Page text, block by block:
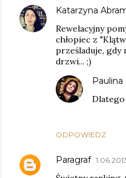
Katarzyna
Rewelacyjny
chłopiec z
prześladuje,
drzwi... ;)
ODPOWIEDZ
Paulina
Paragraf